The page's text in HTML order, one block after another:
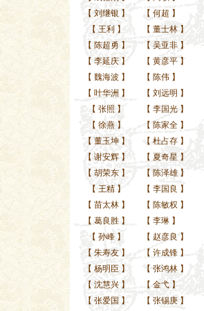
【 刘继银 】 【 何超 】
【 王利 】 【 董士林 】
【 陈超勇 】 【 吴亚非 】
【 李延庆】 【 黄彦平 】
【 魏海波 】 【 陈伟 】
【 叶华洲 】 【 刘远明 】
【 张照 】 【 李国光 】
【 徐燕】 【 陈家全 】
【 董玉坤】 【 杜占存 】
【 谢安辉】 【 夏奇星 】
【 胡荣东】 【 陈泽雄 】
【 王精】 【 李国良 】
【 苗太林】 【 陈敏权 】
【 葛良胜】 【 李琳 】
【 孙峰】 【 赵彦良 】
【 朱寿友】 【 许成锋 】
【 杨明臣 】 【 张鸿林 】
【 沈慧兴】 【 金弋 】
【 张爱国 】 【 张锡庚 】